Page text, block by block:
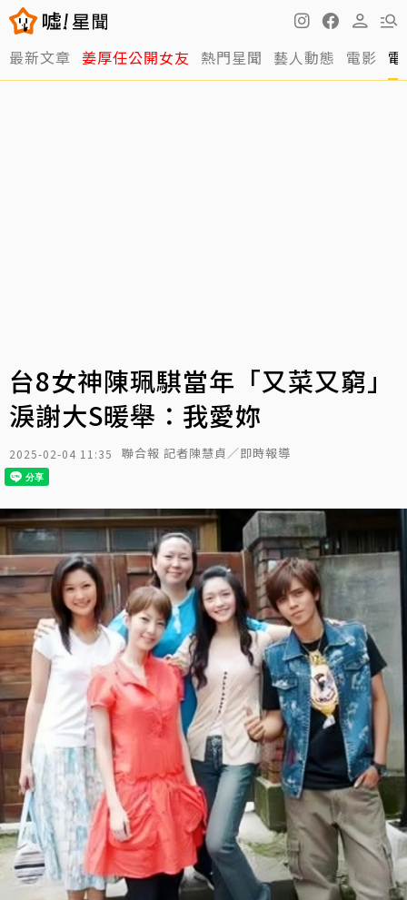
最新文章 姜厚任公開女友 熱門星聞 藝人動態 電影
台8女神陳珮騏當年「又菜又窮」
淚謝大S暖舉：我愛妳
2025-02-04 11:35 聯合報 記者陳慧貞／即時報導